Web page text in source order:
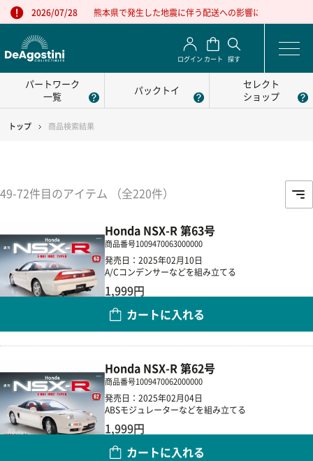
2026/07/28 熊本県で発生した地震に伴う配送への影響について
ログイン カート 探す
パートワーク
一覧
パックトイ
セレクト
ショップ
トップ 商品検索結果
49-72件目のアイテム （全220件）
Honda NSX-R 第63号
商品番号1009470063000000
発売日：2025年02月10日
A/Cコンデンサーなどを組み立てる
1,999円
カートに入れる
Honda NSX-R 第62号
商品番号1009470062000000
発売日：2025年02月04日
ABSモジュレーターなどを組み立てる
1,999円
カートに入れる